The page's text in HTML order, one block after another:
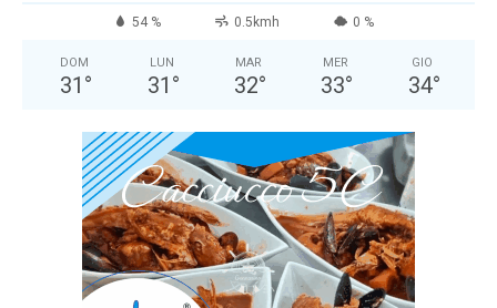
54 % 0.5kmh 0 %
DOM
31 °
LUN
31 °
MAR
32°
MER
33°
GIO
34°